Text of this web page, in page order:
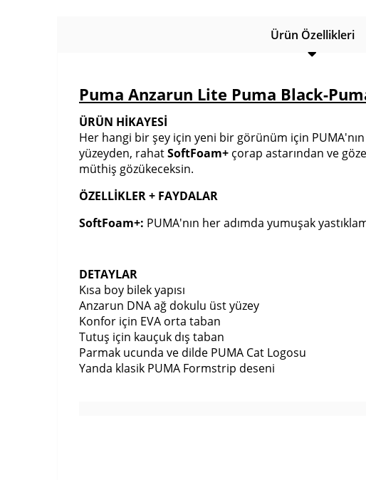
Ürün Özellikleri
Puma Anzarun Lite Puma Black-
ÜRÜN HİKAYESİ
Her hangi bir şey için yeni bir görünüm için PUMA'nın
yüzeyden, rahatSoftFoam+ çorap astarından ve
müthiş gözükeceksin.
ÖZELLİKLER + FAYDALAR
SoftFoam+: PUMA'nın her adımda yumuşak
DETAYLAR
Kısa boy bilek yapısı
Anzarun DNA ağ dokulu üst yüzey
Konfor için EVA orta taban
Tutuş için kauçuk dış taban
Parmak ucunda ve dilde PUMA Cat Logosu
Yanda klasik PUMA Formstrip deseni